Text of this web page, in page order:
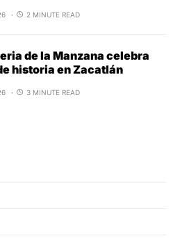
2 MINUTE READ
de la Manzana celebra
historia en Zacatlán
3 MINUTE READ